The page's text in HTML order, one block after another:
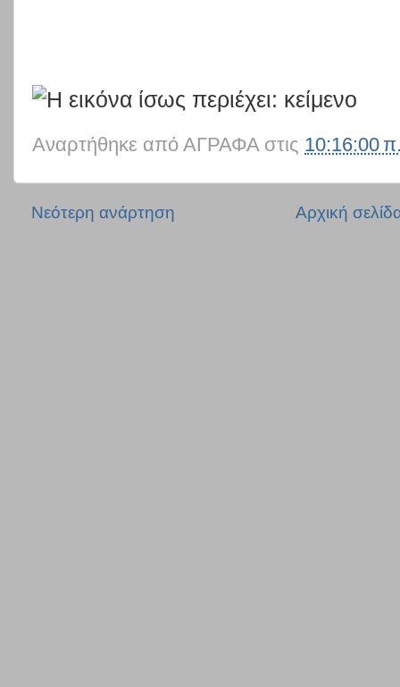
Αναρτήθηκε από ΑΓΡΑΦΑ στις 10:16:00
Νεότερη ανάρτηση Αρχική